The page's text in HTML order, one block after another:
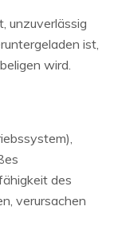
unzuverlässig
ist,
wird.
des
verursachen